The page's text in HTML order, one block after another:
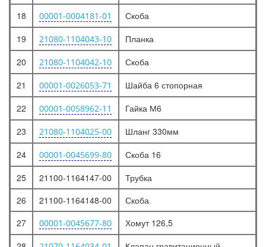
18
00001-0004181-01
Скоба
19
21080-1104043-10
Планка
20
21080-1104042-10
Скоба
21
00001-0026053-71
Шайба 6 стопорная
22
00001-0058962-11
Гайка М6
23
21080-1104025-00
Шланг 330мм
24
00001-0045699-80
Скоба 16
25
21100-1164147-00
Трубка
26
21100-1164148-00
Скоба
27
00001-0045677-80
Хомут 126,5